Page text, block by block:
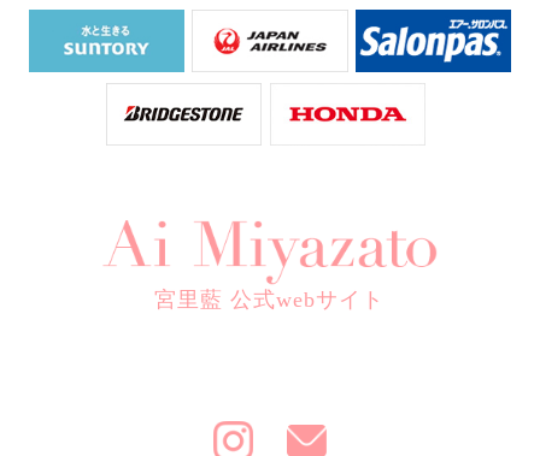
宮里藍 公式webサイト